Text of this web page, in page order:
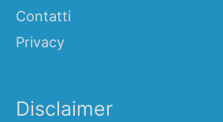
Contatti
Privacy
Disclaimer